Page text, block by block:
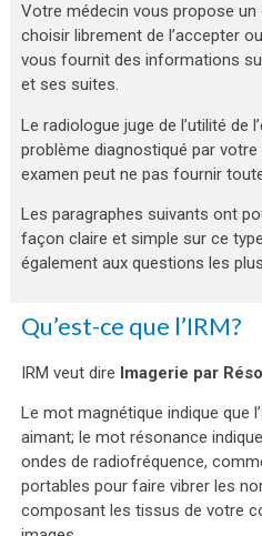
Votre médecin vous propose un
choisir librement de l’accepter
vous fournit des informations
et ses suites.
Le radiologue juge de l’utilité de
problème diagnostiqué par
examen peut ne pas fournir
Les paragraphes suivants ont
façon claire et simple sur ce
également aux questions les
Qu’est-ce que l’IRM?
IRM veut dire Imagerie par
Le mot magnétique indique que
aimant; le mot résonance
ondes de radiofréquence,
portables pour faire vibrer les
composant les tissus de votre